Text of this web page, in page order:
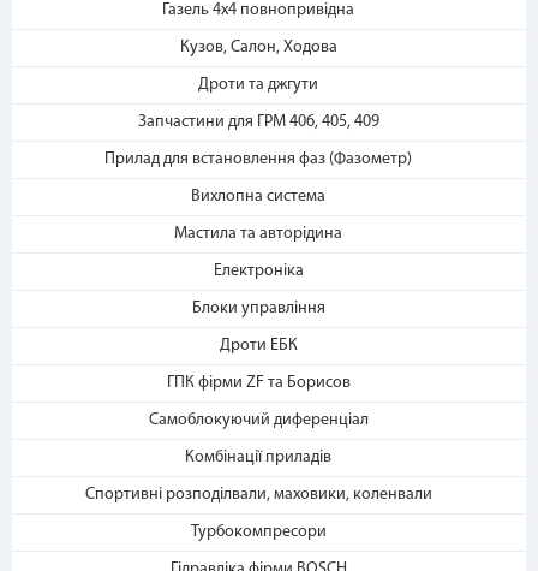
Газель 4х4 повнопривідна
Кузов, Салон, Ходова
Дроти та джгути
Запчастини для ГРМ 406, 405, 409
Прилад для встановлення фаз (Фазометр)
Вихлопна система
Мастила та авторідина
Електроніка
Блоки управління
Дроти ЕБК
ГПК фірми ZF та Борисов
Самоблокуючий диференціал
Комбінації приладів
Спортивні розподілвали, маховики, коленвали
Турбокомпресори
2. Выберите способ оплаты –
«Мгновенная рассрочка»
3. Укажите количество
покупку. С Вашей карты
спишется первый платеж